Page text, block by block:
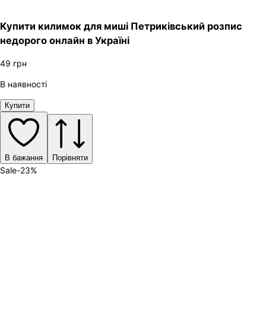
Купити килимок для миші Петриківський розпис
недорого онлайн в Україні
49 грн
В наявності
Купити
В бажання Порівняти
Sale-23%